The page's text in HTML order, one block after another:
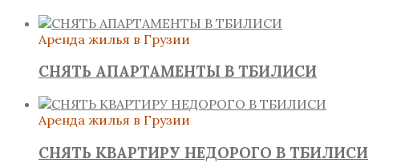
Аренда жилья в Грузии
СНЯТЬ АПАРТАМЕНТЫ В ТБИЛИСИ
Аренда жилья в Грузии
СНЯТЬ КВАРТИРУ НЕДОРОГО В ТБИЛИСИ